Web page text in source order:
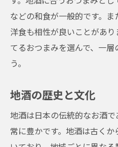
などの和食が一般的です。
洋食も相性が良いことがあ
てるおつまみを選んで、一
う。
地酒の歴史と文化
地酒は日本の伝統的なお酒
常に豊かです。地酒は古く